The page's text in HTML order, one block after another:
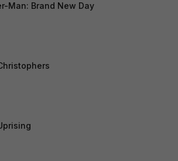
Man: Brand New Day